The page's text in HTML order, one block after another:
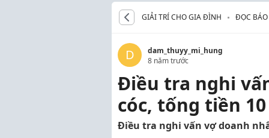
GIẢI TRÍ CHO GIA ĐÌNH ĐỌC
D
dam_thuyy_mi_hung
8 năm trước
Điều tra nghi
cóc, tống tiền
Điều tra nghi vấn vợ doanh